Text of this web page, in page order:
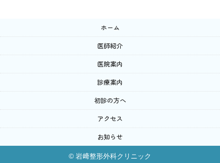
ホーム
医師紹介
医院案内
診療案内
初診の方へ
アクセス
お知らせ
© 岩﨑整形外科クリニック